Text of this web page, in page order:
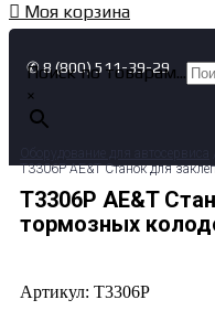
Моя корзина
✆ 8 (800) 511-39-29
Поиск по товарам...
×
T3306P AE&T Станок для
T3306P AE&T
тормозных
Артикул: T3306P